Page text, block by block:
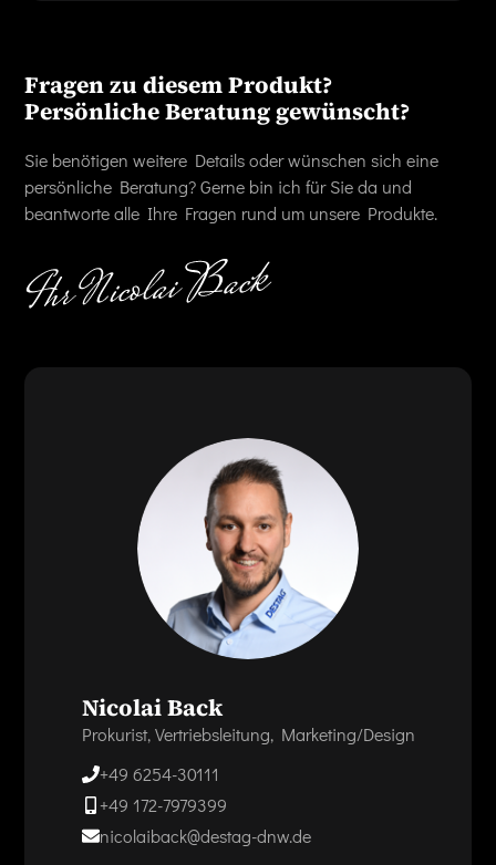
Fragen zu diesem Produkt?
Persönliche Beratung gewünscht?
Sie benötigen weitere Details oder wünschen sich eine
persönliche Beratung? Gerne bin ich für Sie da und
beantworte alle Ihre Fragen rund um unsere Produkte.
Nicolai Back
Prokurist, Vertriebsleitung, Marketing/Design
+49 6254-30111
+49 172-7979399
nicolaiback@destag-dnw.de